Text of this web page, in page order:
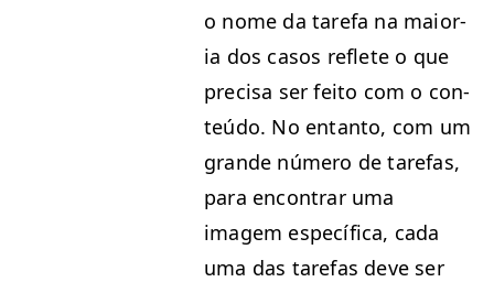
o nome da tare­fa na maio­r­
ia dos casos reflete o que
pre­cisa ser feito com o con­
teú­do. No entan­to, com um
grande número de tare­fas,
para encon­trar uma
imagem especí­fi­ca, cada
uma das tare­fas deve ser